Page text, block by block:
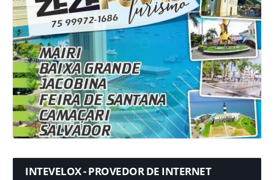
INTEVELOX - PROVEDOR DE INTERNET